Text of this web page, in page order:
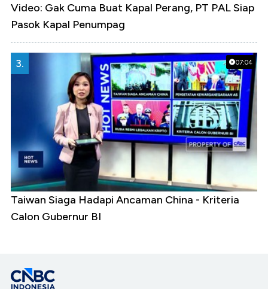
Video: Gak Cuma Buat Kapal Perang, PT PAL Siap
Pasok Kapal Penumpag
07:04
3.
Taiwan Siaga Hadapi Ancaman China - Kriteria
Calon Gubernur BI